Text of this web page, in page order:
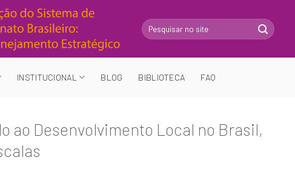
Search
for:
INSTITUCIONAL BLOG BIBLIOTECA FAQ
ao Desenvolvimento Local no Brasil,